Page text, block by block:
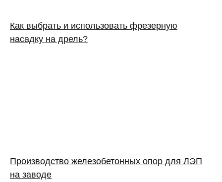
Как выбрать и использовать фрезерную
насадку на дрель?
Производство железобетонных опор для ЛЭП
на заводе